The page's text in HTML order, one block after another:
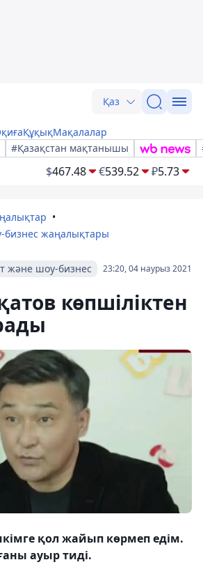
Қаз
ҚұқықМақалалар
#Қазақстан мақтанышы
$467.48 €539.52 ₽5.73
жаңалықтары
23:20, 04 наурыз 2021
және шоу-бизнес
көпшіліктен
қол жайып көрмеп едім.
ауыр тиді.